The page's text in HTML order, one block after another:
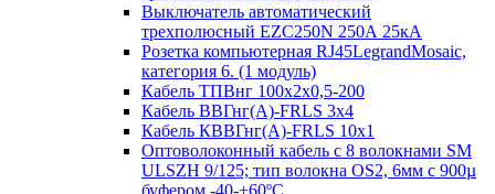
Выключатель автоматический
трехполюсный EZC250N 250А 25кА
Розетка компьютерная RJ45LegrandMosaic,
категория 6. (1 модуль)
Кабель ТПВнг 100х2х0,5-200
Кабель ВВГнг(А)-FRLS 3х4
Кабель КВВГнг(А)-FRLS 10х1
Оптоволоконный кабель с 8 волокнами SM
ULSZH 9/125; тип волокна OS2, 6мм с 900µ
буфером -40-+60ºC